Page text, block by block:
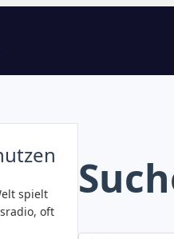
spielt
oft